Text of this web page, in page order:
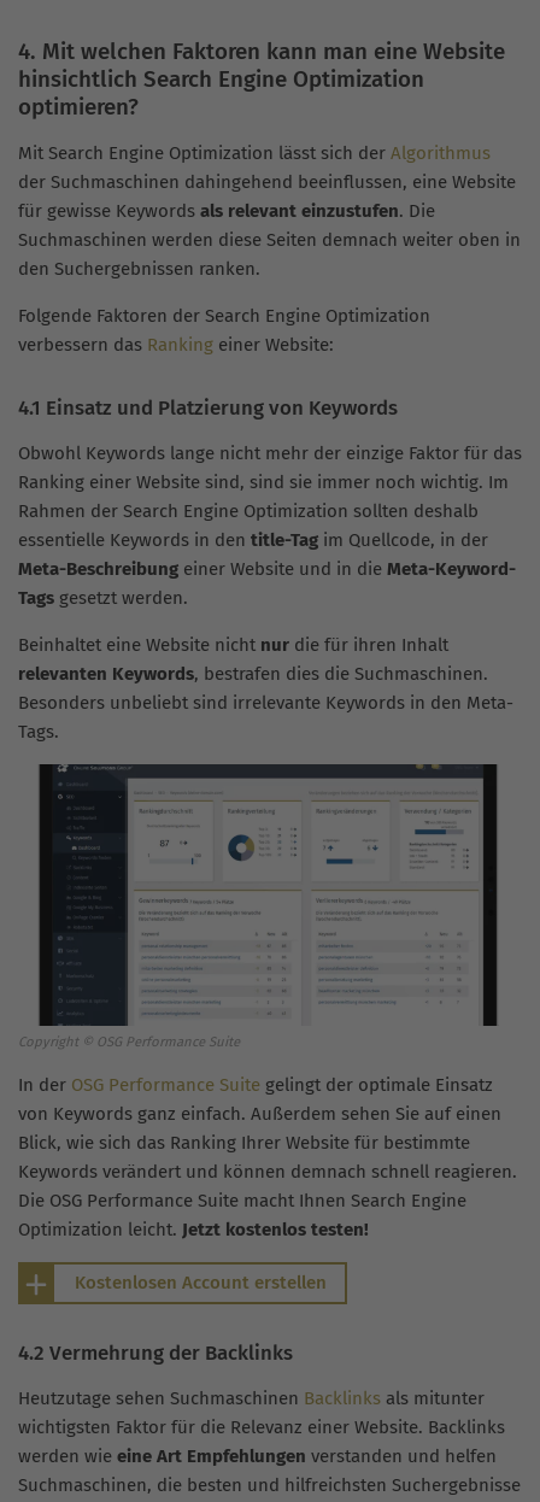
4. Mit welchen Faktoren kann man eine Website
hinsichtlich Search Engine Optimization
optimieren?
Mit Search Engine Optimization lässt sich der Algorithmus
der Suchmaschinen dahingehend beeinflussen, eine Website
für gewisse Keywords als relevant einzustufen. Die
Suchmaschinen werden diese Seiten demnach weiter oben in
den Suchergebnissen ranken.
Folgende Faktoren der Search Engine Optimization
verbessern das Ranking einer Website:
4.1 Einsatz und Platzierung von Keywords
Obwohl Keywords lange nicht mehr der einzige Faktor für das
Ranking einer Website sind, sind sie immer noch wichtig. Im
Rahmen der Search Engine Optimization sollten deshalb
essentielle Keywords in den title-Tag im Quellcode, in der
Meta-Beschreibung einer Website und in die Meta-Keyword-
Tags gesetzt werden.
Beinhaltet eine Website nicht nur die für ihren Inhalt
relevanten Keywords, bestrafen dies die Suchmaschinen.
Besonders unbeliebt sind irrelevante Keywords in den Meta-
Tags.
Copyright © OSG Performance Suite
In der OSG Performance Suite gelingt der optimale Einsatz
von Keywords ganz einfach. Außerdem sehen Sie auf einen
Blick, wie sich das Ranking Ihrer Website für bestimmte
Keywords verändert und können demnach schnell reagieren.
Die OSG Performance Suite macht Ihnen Search Engine
Optimization leicht. Jetzt kostenlos testen!
Kostenlosen Account erstellen
4.2 Vermehrung der Backlinks
Heutzutage sehen Suchmaschinen Backlinks als mitunter
wichtigsten Faktor für die Relevanz einer Website. Backlinks
werden wie eine Art Empfehlungen verstanden und helfen
Suchmaschinen, die besten und hilfreichsten Suchergebnisse